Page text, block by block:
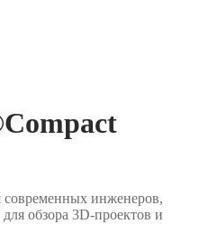
инженеров,
обзора 3D-проектов и